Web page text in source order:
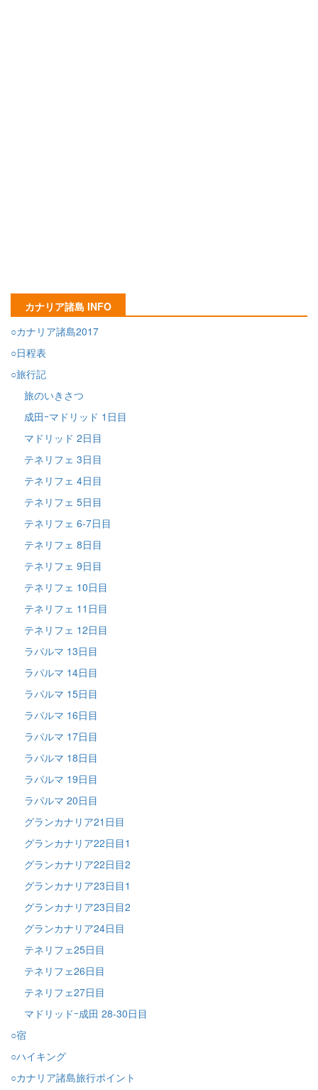
カナリア諸島 INFO
○カナリア諸島2017
○日程表
○旅行記
旅のいきさつ
成田ｰマドリッド 1日目
マドリッド 2日目
テネリフェ 3日目
テネリフェ 4日目
テネリフェ 5日目
テネリフェ 6-7日目
テネリフェ 8日目
テネリフェ 9日目
テネリフェ 10日目
テネリフェ 11日目
テネリフェ 12日目
ラパルマ 13日目
ラパルマ 14日目
ラパルマ 15日目
ラパルマ 16日目
ラパルマ 17日目
ラパルマ 18日目
ラパルマ 19日目
ラパルマ 20日目
グランカナリア21日目
グランカナリア22日目1
グランカナリア22日目2
グランカナリア23日目1
グランカナリア23日目2
グランカナリア24日目
テネリフェ25日目
テネリフェ26日目
テネリフェ27日目
マドリッドｰ成田 28-30日目
○宿
○ハイキング
○カナリア諸島旅行ポイント